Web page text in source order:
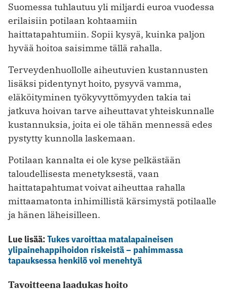
Suomessa tuhlautuu yli miljardi euroa vuodessa
erilaisiin potilaan kohtaamiin
haittatapahtumiin. Sopii kysyä, kuinka paljon
hyvää hoitoa saisimme tällä rahalla.
Terveydenhuollolle aiheutuvien kustannusten
lisäksi pidentynyt hoito, pysyvä vamma,
eläköityminen työkyvyttömyyden takia tai
jatkuva hoivan tarve aiheuttavat yhteiskunnalle
kustannuksia, joita ei ole tähän mennessä edes
pystytty kunnolla laskemaan.
Potilaan kannalta ei ole kyse pelkästään
taloudellisesta menetyksestä, vaan
haittatapahtumat voivat aiheuttaa rahalla
mittaamatonta inhimillistä kärsimystä potilaalle
ja hänen läheisilleen.
Lue lisää:Tukes varoittaa matalapaineisen
ylipainehappihoidon riskeistä – pahimmassa
tapauksessa henkilö voi menehtyä
Tavoitteena laadukas hoito